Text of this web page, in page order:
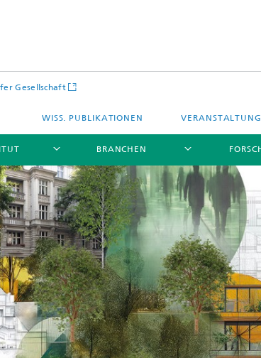
Gesellschaft
WISS. PUBLIKATIONEN
BRANCHEN
Infrastruktur